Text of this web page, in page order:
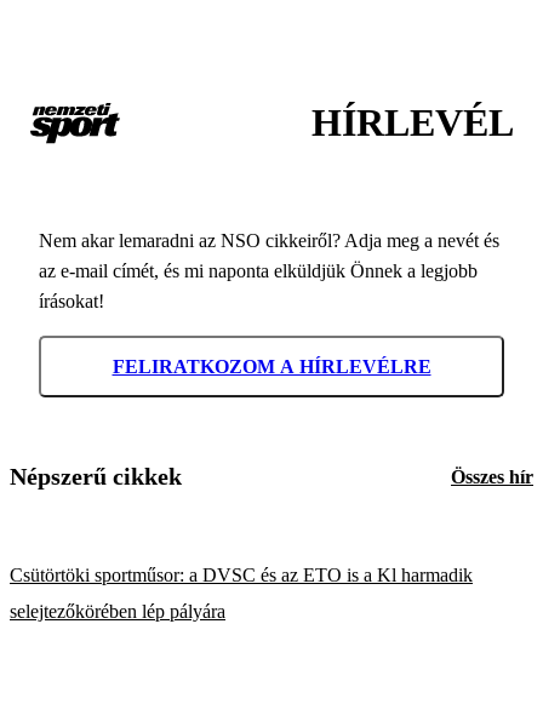
HÍRLEVÉL
Nem akar lemaradni az NSO cikkeiről? Adja meg a nevét és
az e-mail címét, és mi naponta elküldjük Önnek a legjobb
írásokat!
FELIRATKOZOM A HÍRLEVÉLRE
Népszerű cikkek Összes hír
Csütörtöki sportműsor: a DVSC és az ETO is a Kl harmadik
selejtezőkörében lép pályára